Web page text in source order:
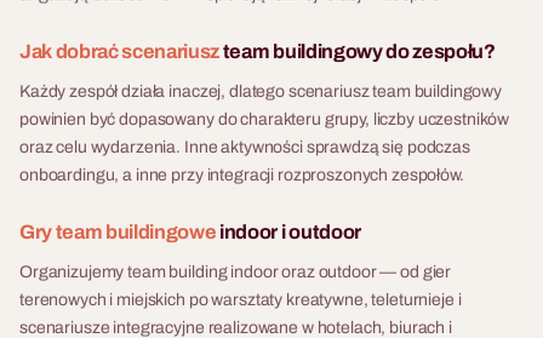
Jak dobrać scenariuszteam buildingowy do zespołu?
Każdy zespół działa inaczej, dlatego scenariusz team buildingowy
powinien być dopasowany do charakteru grupy, liczby uczestników
oraz celu wydarzenia. Inne aktywności sprawdzą się podczas
onboardingu, a inne przy integracji rozproszonych zespołów.
Gry team buildingowe indoor i outdoor
Organizujemy team building indoor oraz outdoor — od gier
terenowych i miejskich po warsztaty kreatywne, teleturnieje i
scenariusze integracyjne realizowane w hotelach, biurach i